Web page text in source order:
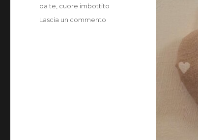
da te cuore imbottito
Lascia un commento